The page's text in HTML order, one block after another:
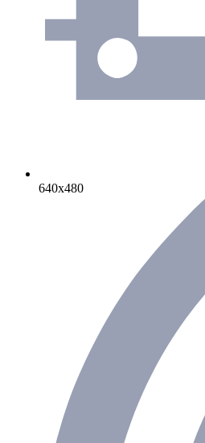
640х480